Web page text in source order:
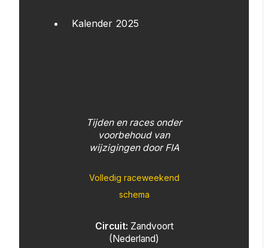
Kalender 2025
Tijden en races onder
voorbehoud van
wijzigingen door FIA
Volledig raceweekend
schema
Circuit: Zandvoort
(Nederland)